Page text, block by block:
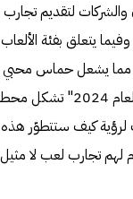
لتقديم تجارب
يتعلق بفئة الألعاب
مما يشعل حماس محبي
هذا النوع من الألعاب، وإنّ "أفضل ألعاب أكشن لعام 2024" تشكل محط
لرؤية كيف ستتطوّر هذه
لهم تجارب لعب لا مثيل